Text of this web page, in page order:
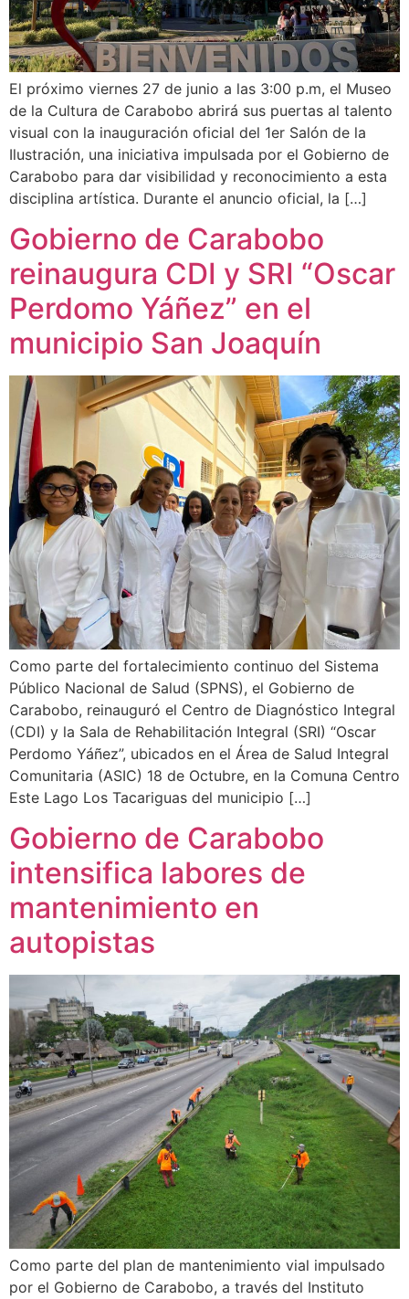
El próximo viernes 27 de junio a las 3:00 p.m, el Museo
de la Cultura de Carabobo abrirá sus puertas al talento
visual con la inauguración oficial del 1er Salón de la
Ilustración, una iniciativa impulsada por el Gobierno de
Carabobo para dar visibilidad y reconocimiento a esta
disciplina artística. Durante el anuncio oficial, la […]
Gobierno de Carabobo
reinaugura CDI y SRI “Oscar
Perdomo Yáñez” en el
municipio San Joaquín
Como parte del fortalecimiento continuo del Sistema
Público Nacional de Salud (SPNS), el Gobierno de
Carabobo, reinauguró el Centro de Diagnóstico Integral
(CDI) y la Sala de Rehabilitación Integral (SRI) “Oscar
Perdomo Yáñez”, ubicados en el Área de Salud Integral
Comunitaria (ASIC) 18 de Octubre, en la Comuna Centro
Este Lago Los Tacariguas del municipio […]
Gobierno de Carabobo
intensifica labores de
mantenimiento en
autopistas
Como parte del plan de mantenimiento vial impulsado
por el Gobierno de Carabobo, a través del Instituto